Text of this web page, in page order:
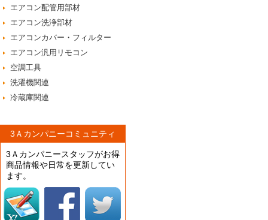
エアコン配管用部材
エアコン洗浄部材
エアコンカバー・フィルター
エアコン汎用リモコン
空調工具
洗濯機関連
冷蔵庫関連
3Ａカンパニーコミュニティ
3Ａカンパニースタッフがお得
商品情報や日常を更新してい
ます。